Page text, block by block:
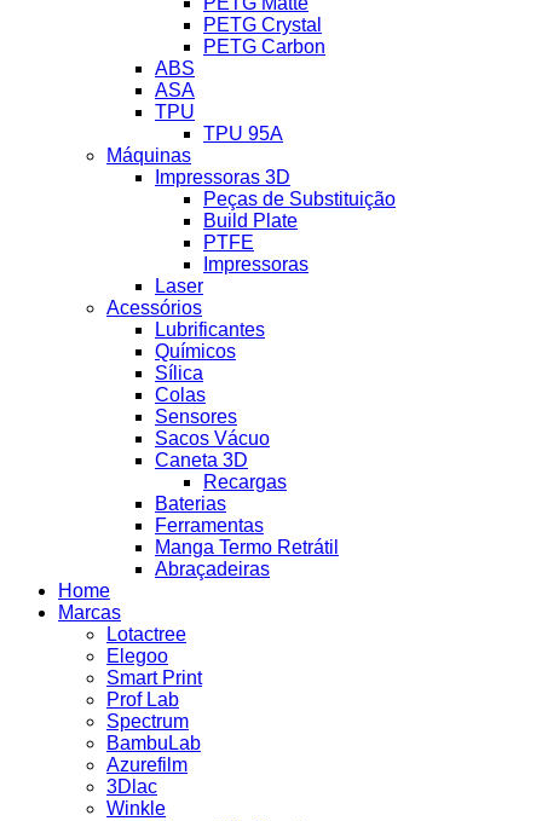
PETG Crystal
PETG Carbon
ABS
ASA
TPU
TPU 95A
Máquinas
Impressoras 3D
Peças de Substituição
Build Plate
PTFE
Impressoras
Laser
Acessórios
Lubrificantes
Químicos
Sílica
Colas
Sensores
Sacos Vácuo
Caneta 3D
Recargas
Baterias
Ferramentas
Manga Termo Retrátil
Abraçadeiras
Home
Marcas
Lotactree
Elegoo
Smart Print
Prof Lab
Spectrum
BambuLab
Azurefilm
3Dlac
Winkle